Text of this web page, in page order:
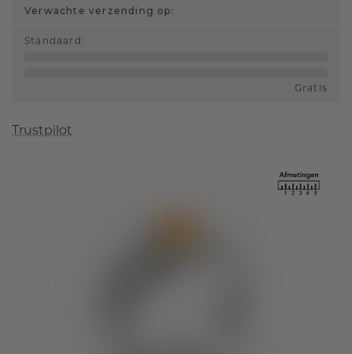
Verwachte verzending op:
Standaard :
Gratis
Trustpilot